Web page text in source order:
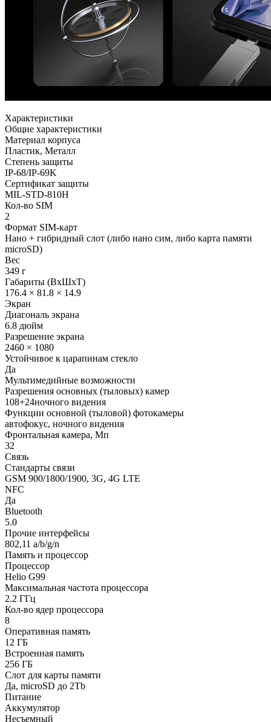
Характеристики
Общие характеристики
Материал корпуса
Пластик, Металл
Степень защиты
IP-68/IP-69K
Сертификат защиты
MIL-STD-810H
Кол-во SIM
2
Формат SIM-карт
Нано + гибридный слот (либо нано сим, либо карта памяти
microSD)
Вес
349 г
Габариты (ВxШxТ)
176.4 × 81.8 × 14.9
Экран
Диагональ экрана
6.8 дюйм
Разрешение экрана
2460 × 1080
Устойчивое к царапинам стекло
Да
Мультимедийные возможности
Разрешения основных (тыловых) камер
108+24ночного видения
Функции основной (тыловой) фотокамеры
автофокус, ночного видения
Фронтальная камера, Мп
32
Связь
Стандарты связи
GSM 900/1800/1900, 3G, 4G LTE
NFC
Да
Bluetooth
5.0
Прочие интерфейсы
802,11 a/b/g/n
Память и процессор
Процессор
Helio G99
Максимальная частота процессора
2.2 ГГц
Кол-во ядер процессора
8
Оперативная память
12 ГБ
Встроенная память
256 ГБ
Слот для карты памяти
Да, microSD до 2Tb
Питание
Аккумулятор
Несъемный